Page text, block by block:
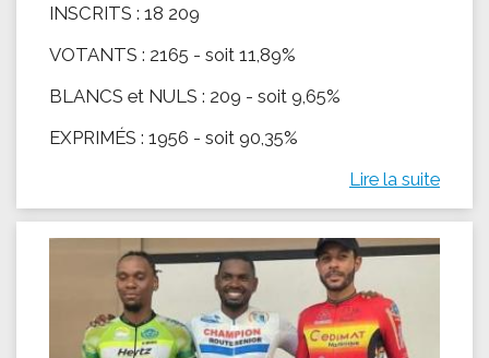
INSCRITS : 18 209
VOTANTS : 2165 - soit 11,89%
BLANCS et NULS : 209 - soit 9,65%
EXPRIMÉS : 1956 - soit 90,35%
Lire la suite